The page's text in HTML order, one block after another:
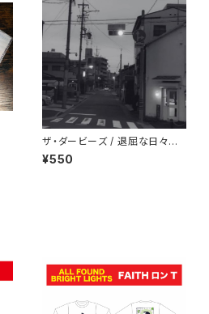
ザ・ダービーズ / 退屈な日々に
も花束を
¥550